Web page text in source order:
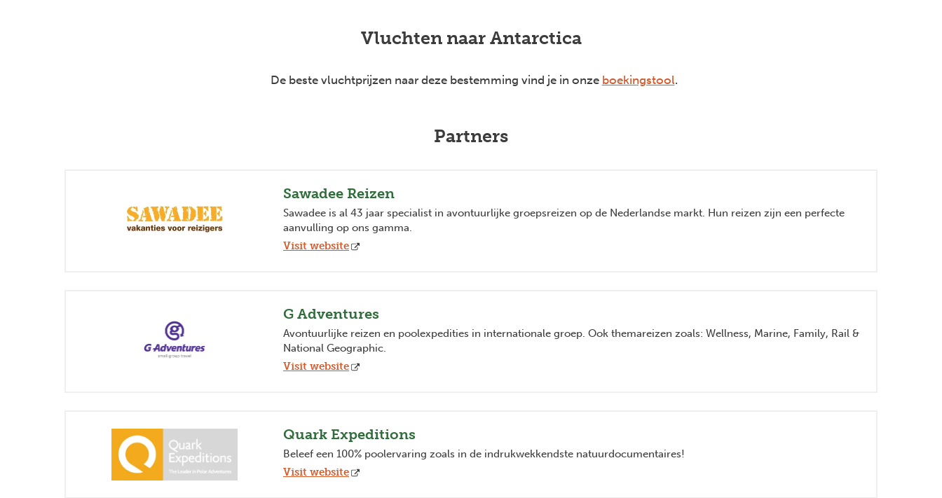
Vluchten naar Antarctica
De beste vluchtprijzen naar deze bestemming vind je in onze boekingstool.
Partners
Sawadee Reizen
Sawadee is al 43 jaar specialist in avontuurlijke groepsreizen op de Nederlandse markt. Hun reizen zijn een perfecte
aanvulling op ons gamma.
Visit website
G Adventures
Avontuurlijke reizen en poolexpedities in internationale groep. Ook themareizen zoals: Wellness, Marine, Family, Rail &
National Geographic.
Visit website
Quark Expeditions
Beleef een 100% poolervaring zoals in de indrukwekkendste natuurdocumentaires!
Visit website